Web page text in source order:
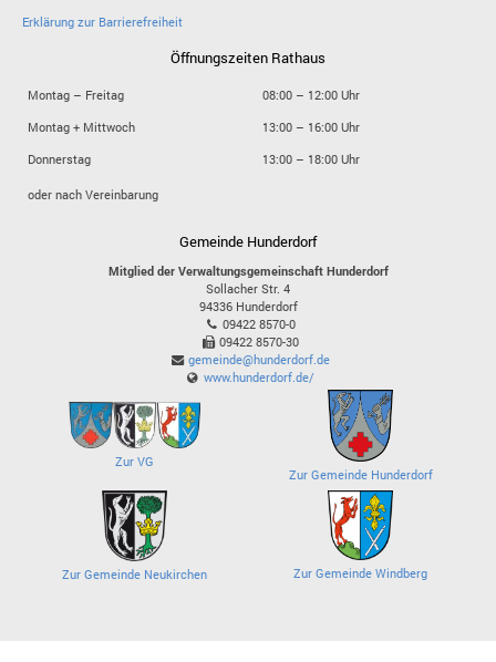
Erklärung zur Barrierefreiheit
Öffnungszeiten Rathaus
Montag – Freitag
08:00 – 12:00 Uhr
Montag + Mittwoch
13:00 – 16:00 Uhr
Donnerstag
13:00 – 18:00 Uhr
oder nach Vereinbarung
Gemeinde Hunderdorf
Mitglied der Verwaltungsgemeinschaft Hunderdorf
Sollacher Str. 4
94336 Hunderdorf
09422 8570-0
09422 8570-30
gemeinde@hunderdorf.de
www.hunderdorf.de/
Zur VG
Zur Gemeinde Hunderdorf
Zur Gemeinde Neukirchen Zur Gemeinde Windberg